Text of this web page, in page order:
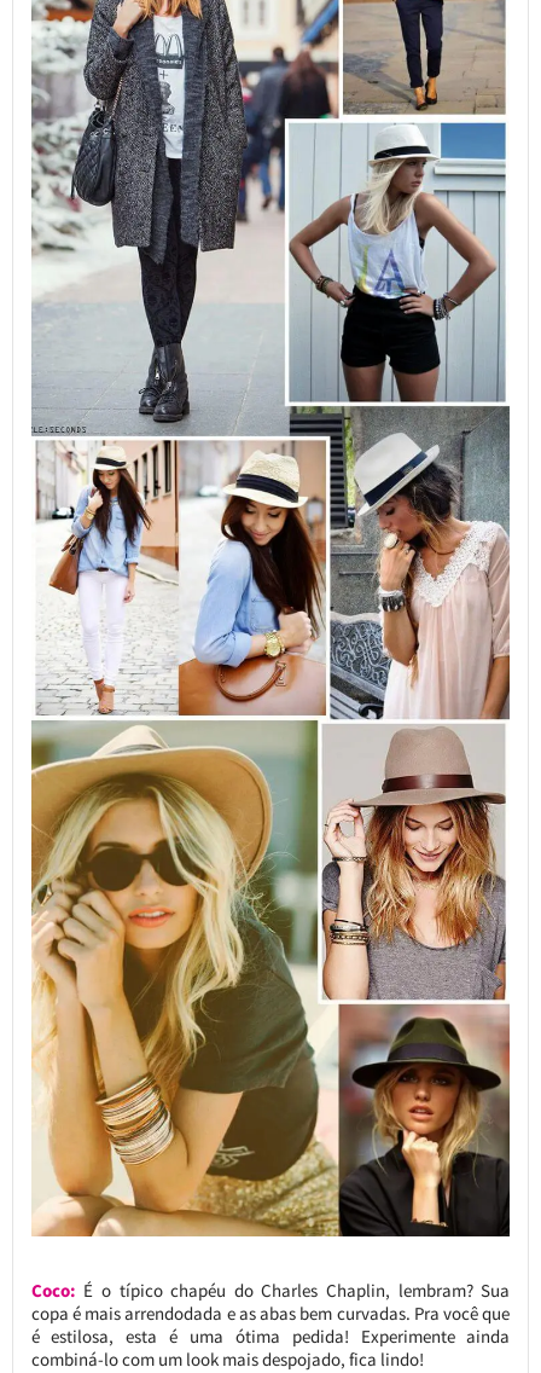
Coco: É o típico chapéu do Charles Chaplin, lembram? Sua
copa é mais arrendodada e as abas bem curvadas. Pra você que
é estilosa, esta é uma ótima pedida! Experimente ainda
combiná-lo com um look mais despojado, fica lindo!